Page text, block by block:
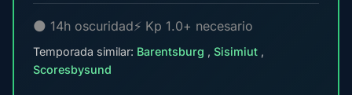
🌑 14h oscuridad⚡ Kp 1.0+ necesario
Temporada similar: Barentsburg , Sisimiut ,
Scoresbysund